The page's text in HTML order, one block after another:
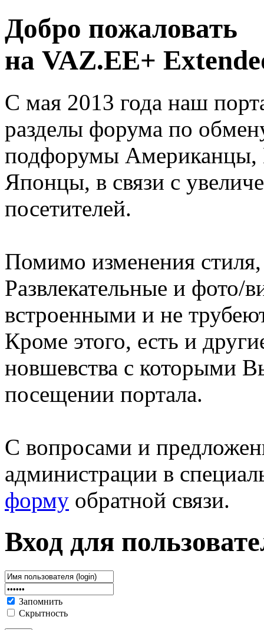
Добро пожаловать
на VAZ.EE+
С мая 2013 года наш
разделы форума по
подфорумы
Японцы, в связи с
посетителей.
Помимо изменения
Развлекательные и фото/
встроенными и не
Кроме этого, есть и
новшевства с которыми
посещении портала.
С вопросами и
администрации в
форму обратной связи.
Вход для
Запомнить
Скрытность